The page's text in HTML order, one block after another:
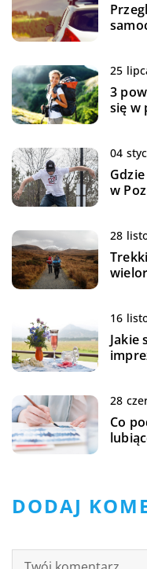
25
3
się w
04
w
28
16
Jakie
28
Co
DODAJ